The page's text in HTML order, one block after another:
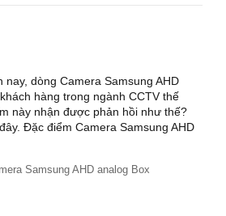
dòng Camera Samsung AHD
hàng trong ngành CCTV thế
này nhận được phản hồi như thế?
Đặc điểm Camera Samsung AHD
Samsung AHD analog Box